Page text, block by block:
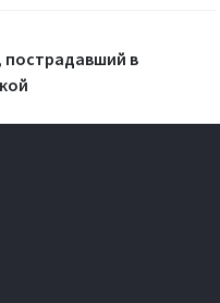
пострадавший в